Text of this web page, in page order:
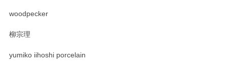
woodpecker
柳宗理
yumiko iihoshi porcelain